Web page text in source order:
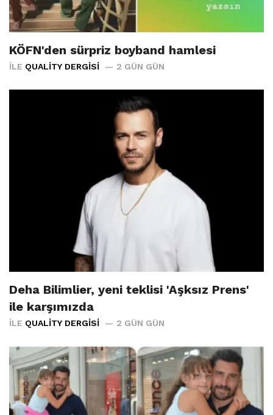
KÖFN'den sürpriz boyband hamlesi
İLE QUALITY DERGISI 2 GÜN GÜN
Deha Bilimlier, yeni teklisi 'Aşksız Prens'
ile karşımızda
İLE QUALITY DERGISI 2 GÜN GÜN